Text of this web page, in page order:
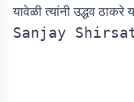
यावेळी त्यांनी उद्धव ठाकरे